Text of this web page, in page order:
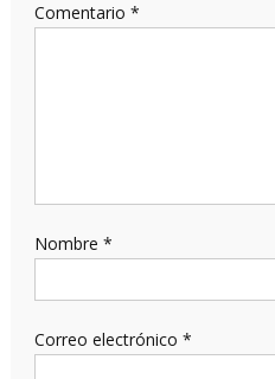
Comentario *
Nombre *
Correo electrónico *